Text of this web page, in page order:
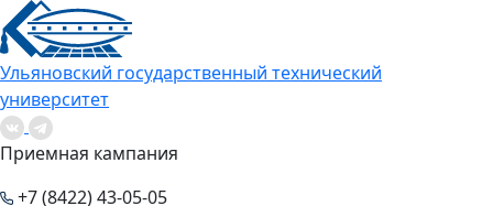
Ульяновский государственный технический
университет
Приемная кампания
+7 (8422) 43-05-05